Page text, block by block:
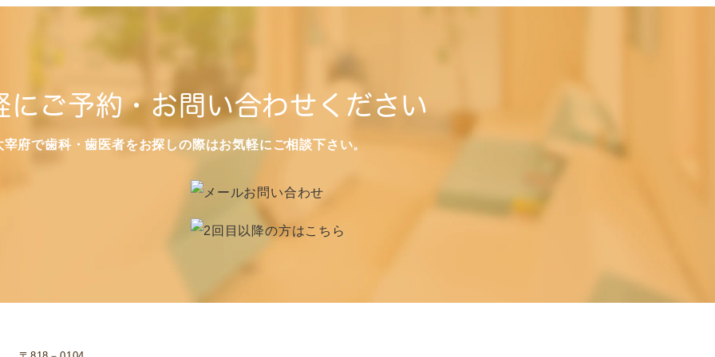
にご予約・お問い合わせください
宰府で歯科・歯医者をお探しの際はお気軽にご相談下さい。